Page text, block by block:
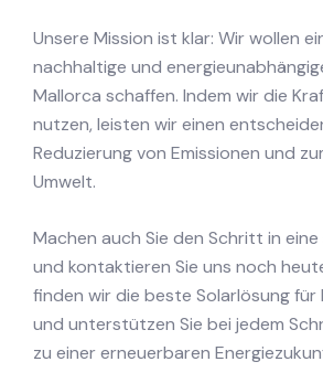
Unsere Mission ist klar: Wir wollen
nachhaltige und
Mallorca schaffen. Indem wir die
nutzen, leisten wir einen
Reduzierung von Emissionen und
Umwelt.
Machen auch Sie den Schritt in
und kontaktieren Sie uns noch
finden wir die beste Solarlösung für
und unterstützen Sie bei jedem
zu einer erneuerbaren